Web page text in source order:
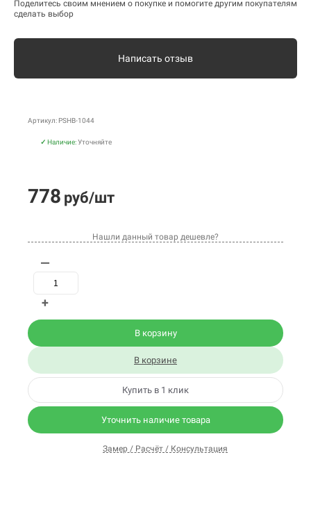
Поделитесь своим мнением о покупке и помогите другим покупателям
сделать выбор
Написать отзыв
Артикул: PSHB-1044
✓ Наличие:Уточняйте
778 руб/шт
Нашли данный товар дешевле?
—
+
В корзину
В корзине
Купить в 1 клик
Уточнить наличие товара
Замер / Расчёт / Консультация